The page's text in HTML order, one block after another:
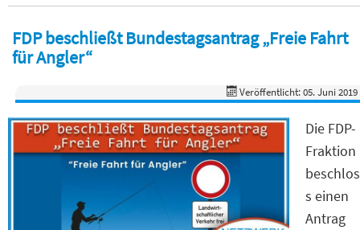
FDP beschließt Bundestagsantrag „Freie Fahrt
für Angler“
Veröffentlicht: 05. Juni 2019
Die FDP-
Fraktion
beschlos
s einen
Antrag